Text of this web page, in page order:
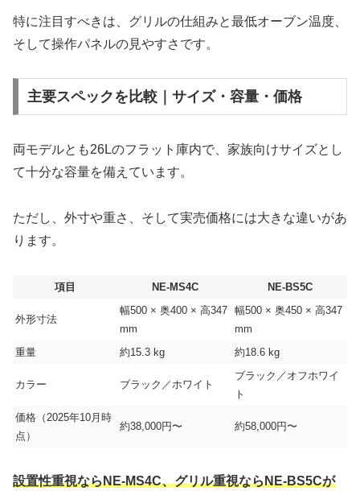
特に注目すべきは、グリルの仕組みと最低オーブン温度、
そして操作パネルの見やすさです。
主要スペックを比較｜サイズ・容量・価格
両モデルとも26Lのフラット庫内で、家族向けサイズとし
て十分な容量を備えています。
ただし、外寸や重さ、そして実売価格には大きな違いがあ
ります。
項目 NE-MS4C NE-BS5C
外形寸法
幅500 × 奥400 × 高347
mm
幅500 × 奥450 × 高347
mm
重量
約15.3 kg 約18.6 kg
カラー ブラック／ホワイト
ブラック／オフホワイ
ト
価格（2025年10月時
点）
約38,000円〜 約58,000円〜
設置性重視ならNE-MS4C、グリル重視ならNE-BS5Cが